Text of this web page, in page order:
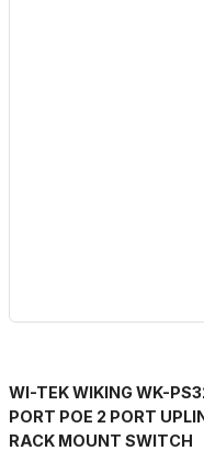
WI-TEK WIKING WK-
PORT POE 2 PORT
RACK MOUNT SWITCH